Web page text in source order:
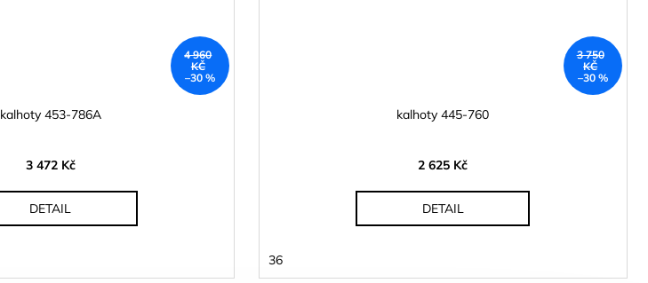
4 960
KČ
–30 %
kalhoty 453-786A
3 472 Kč
DETAIL
3 750
KČ
–30 %
kalhoty 445-760
2 625 Kč
DETAIL
36